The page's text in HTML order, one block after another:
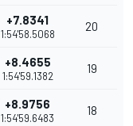
+7.8341
1:54'58.5068
20
+8.4655
1:54'59.1382
19
+8.9756
1:54'59.6483
18